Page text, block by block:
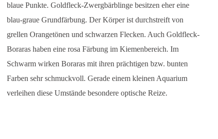
blaue Punkte. Goldfleck-Zwergbärblinge besitzen eher eine
blau-graue Grundfärbung. Der Körper ist durchstreift von
grellen Orangetönen und schwarzen Flecken. Auch Goldfleck-
Boraras haben eine rosa Färbung im Kiemenbereich. Im
Schwarm wirken Boraras mit ihren prächtigen bzw. bunten
Farben sehr schmuckvoll. Gerade einem kleinen Aquarium
verleihen diese Umstände besondere optische Reize.